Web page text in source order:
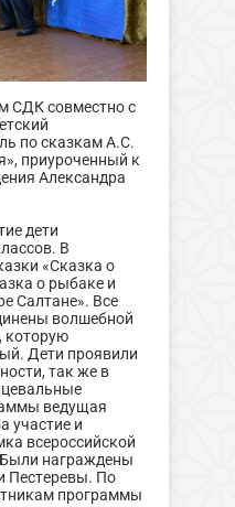
СДК совместно с
по сказкам А.С.
приуроченный к
Александра
дети
В
«Сказка о
о рыбаке и
Салтане». Все
волшебной
которую
Дети проявили
так же в
ведущая
участие и
всероссийской
Были награждены
Пестеревы. По
программы